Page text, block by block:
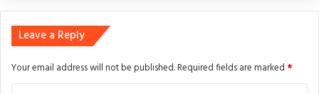
Leave a Reply
Your email address will not be published.Required fields are marked *